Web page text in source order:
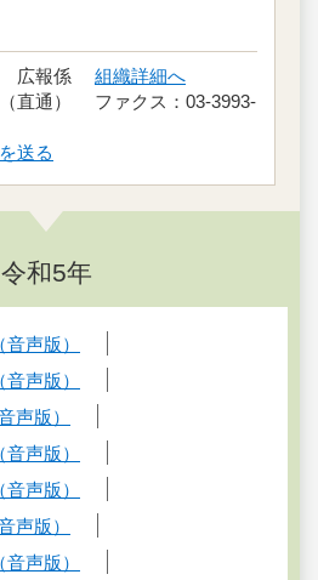
広報係 組織詳細へ
（直通） ファクス：03-3993-
送る
令和5年
声版）
声版）
声版）
声版）
声版）
声版）
声版）